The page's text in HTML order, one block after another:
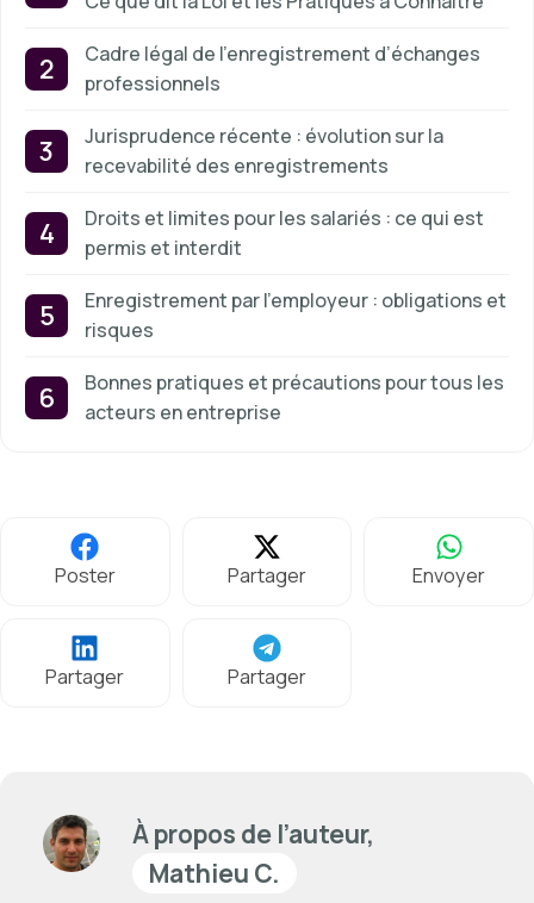
Cadre légal de l’enregistrement d’échanges
professionnels
Jurisprudence récente : évolution sur la
recevabilité des enregistrements
Droits et limites pour les salariés : ce qui est
permis et interdit
Enregistrement par l’employeur : obligations et
risques
Bonnes pratiques et précautions pour tous les
acteurs en entreprise
Poster Partager Envoyer
Partager Partager
À propos de l’auteur,
Mathieu C.